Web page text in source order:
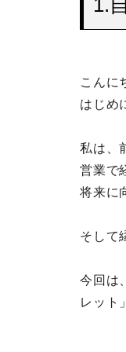
こんに
はじめ
私は、
営業で
将来に
そして
今回は
レット」